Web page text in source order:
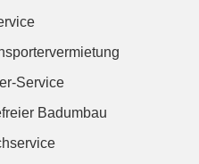
Service
Badumbau